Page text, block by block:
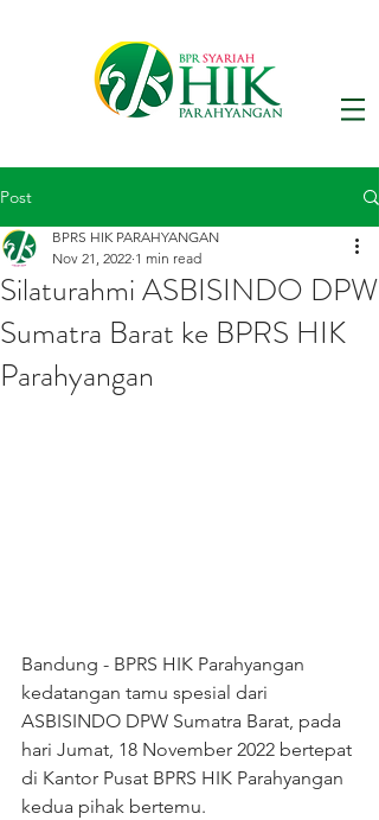
Post
Silaturahmi ASBISINDO DPW
Sumatra Barat ke BPRS HIK
Parahyangan
BPRS HIK PARAHYANGAN
Nov 21, 2022 1 min read
Bandung - BPRS HIK Parahyangan
kedatangan tamu spesial dari
ASBISINDO DPW Sumatra Barat, pada
hari Jumat, 18 November 2022 bertepat
di Kantor Pusat BPRS HIK Parahyangan
kedua pihak bertemu.